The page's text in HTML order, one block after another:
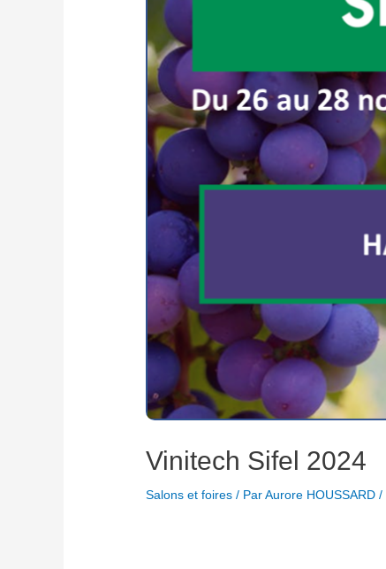
Vinitech Sifel 2024
Salons et foires / ParAurore HOUSSARD/